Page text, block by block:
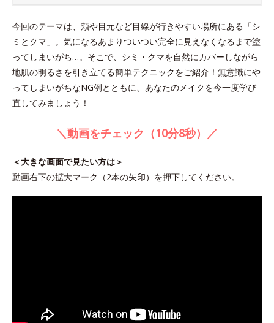
今回のテーマは、頬や目元など目線が行きやすい場所にある「シ
ミとクマ」。気になるあまりついつい完全に見えなくなるまで塗
ってしまいがち…。そこで、シミ・クマを自然にカバーしながら
地肌の明るさを引き立てる簡単テクニックをご紹介！無意識にや
ってしまいがちなNG例とともに、あなたのメイクを今一度学び
直してみましょう！
＼動画をチェック（10分8秒）／
＜大きな画面で見たい方は＞
動画右下の拡大マーク（2本の矢印）を押下してください。